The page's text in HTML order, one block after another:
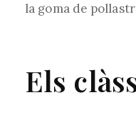
la goma de
Els